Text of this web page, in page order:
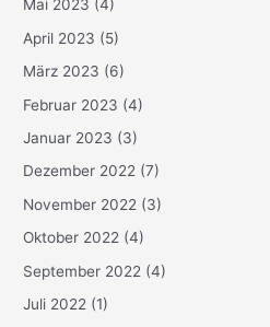
Mai 2023 (4)
April 2023 (5)
März 2023 (6)
Februar 2023 (4)
Januar 2023 (3)
Dezember 2022 (7)
November 2022 (3)
Oktober 2022 (4)
September 2022 (4)
Juli 2022 (1)